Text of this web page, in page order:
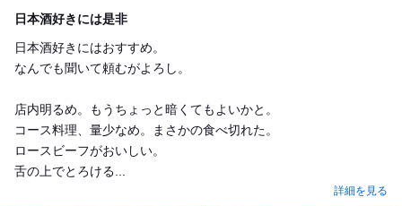
日本酒好きには是非
日本酒好きにはおすすめ。
なんでも聞いて頼むがよろし。
店内明るめ。もうちょっと暗くてもよいかと。
コース料理、量少なめ。まさかの食べ切れた。
ロースビーフがおいしい。
舌の上でとろける...
詳細を見る